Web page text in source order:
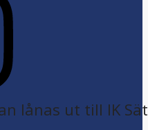
lånas ut till IK